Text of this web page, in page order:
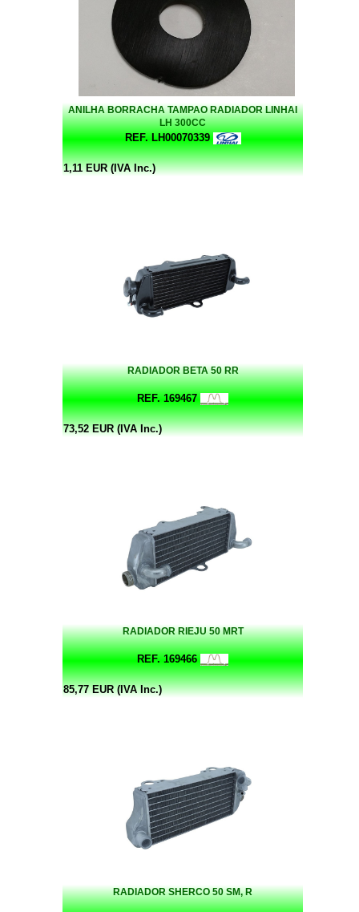
ANILHA BORRACHA TAMPAO RADIADOR LINHAI
LH 300CC
REF. LH00070339
1,11 EUR (IVA Inc.)
RADIADOR BETA 50 RR
REF. 169467
73,52 EUR (IVA Inc.)
RADIADOR RIEJU 50 MRT
REF. 169466
85,77 EUR (IVA Inc.)
RADIADOR SHERCO 50 SM, R